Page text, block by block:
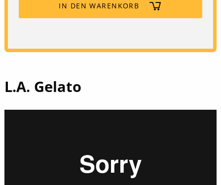
IN DEN WARENKORB
L.A. Gelato